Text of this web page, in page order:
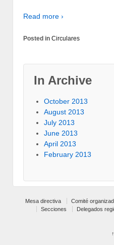
Read more ›
Posted in Circulares
In Archive
October 2013
August 2013
July 2013
June 2013
April 2013
February 2013
Mesa directiva Comité
Secciones
Delegados
↑